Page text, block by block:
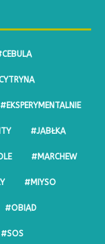
#EKSPERYMENTALNIE
#JABŁKA
#MARCHEW
#MIYSO
#OBIAD
#SOS